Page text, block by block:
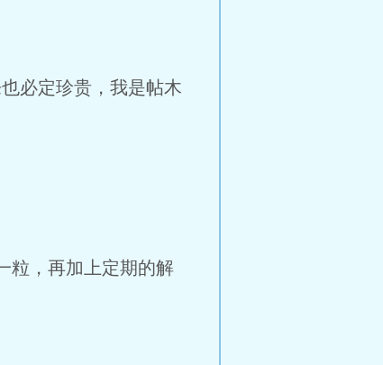
必定珍贵，我是帖木
粒，再加上定期的解